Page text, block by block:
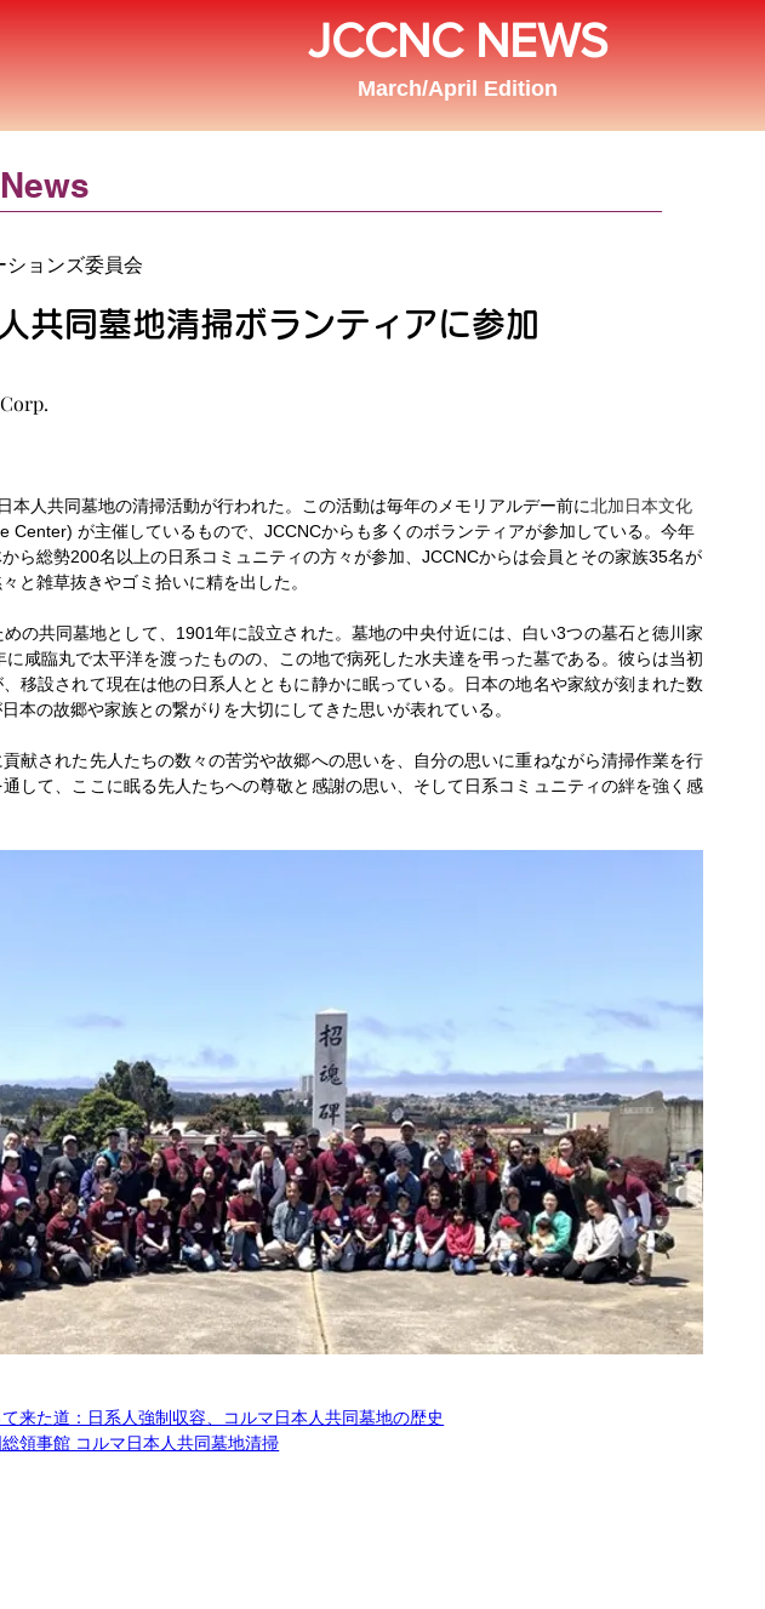
JCCNC NEWS
March/April Edition
ションズ委員会
共同墓地清掃ボランティアに参加
本人共同墓地の清掃活動が行われた。この活動は毎年のメモリアルデー前に北加日本文化
Center) が主催しているもので、JCCNCからも多くのボランティアが参加している。今年
ら総勢200名以上の日系コミュニティの方々が参加、JCCNCからは会員とその家族35名が
と雑草抜きやゴミ拾いに精を出した。
の共同墓地として、1901年に設立された。墓地の中央付近には、白い3つの墓石と徳川家
咸臨丸で太平洋を渡ったものの、この地で病死した水夫達を弔った墓である。彼らは当初
移設されて現在は他の日系人とともに静かに眠っている。日本の地名や家紋が刻まれた数
本の故郷や家族との繋がりを大切にしてきた思いが表れている。
献された先人たちの数々の苦労や故郷への思いを、自分の思いに重ねながら清掃作業を行
して、ここに眠る先人たちへの尊敬と感謝の思い、そして日系コミュニティの絆を強く感
来た道：日系人強制収容、コルマ日本人共同墓地の歴史
領事館 コルマ日本人共同墓地清掃